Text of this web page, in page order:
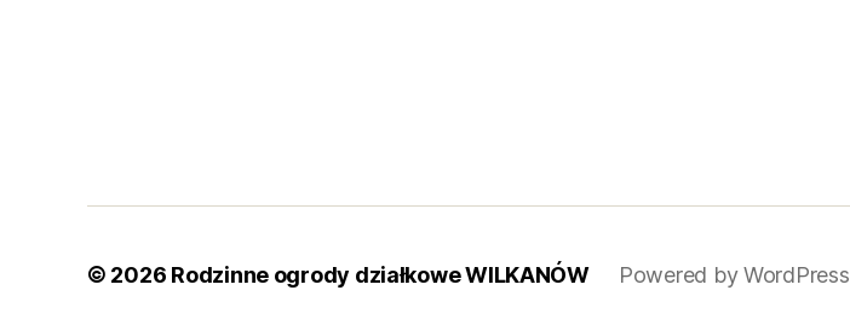
© 2026 Rodzinne ogrody działkowe WILKANÓW Powered by WordPress